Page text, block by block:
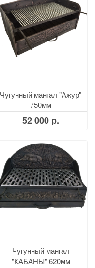
Чугунный мангал "Ажур"
750мм
52 000 р.
Чугунный мангал
"КАБАНЫ" 620мм